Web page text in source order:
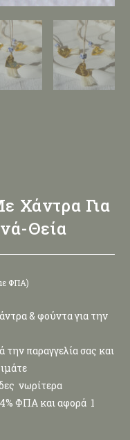
Χάντρα Για
Θεία
ΦΠΑ)
& φούντα για την
την παραγγελία σας και
νωρίτερα
ΦΠΑ και αφορά 1